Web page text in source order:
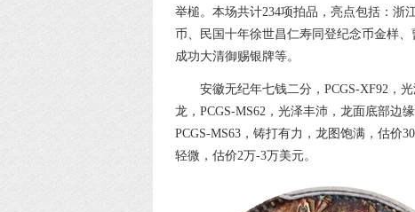
举槌。本场共计234项拍品，亮点包括：浙
币、民国十年徐世昌仁寿同登纪念币金样
成功大清御赐银牌等。
安徽无纪年七钱二分，PCGS-XF92，
龙，PCGS-MS62，光泽丰沛，龙面底部边
PCGS-MS63，铸打有力，龙图饱满，估价
轻微，估价2万-3万美元。